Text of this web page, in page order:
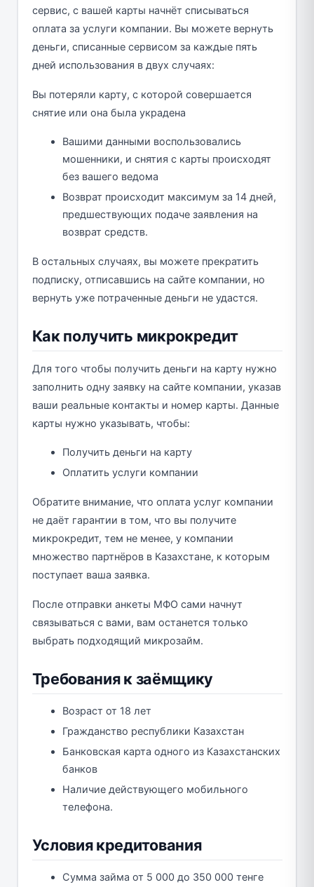
сервис, с вашей карты начнёт списываться
оплата за услуги компании. Вы можете вернуть
деньги, списанные сервисом за каждые пять
дней использования в двух случаях:
Вы потеряли карту, с которой совершается
снятие или она была украдена
Вашими данными воспользовались
мошенники, и снятия с карты происходят
без вашего ведома
Возврат происходит максимум за 14 дней,
предшествующих подаче заявления на
возврат средств.
В остальных случаях, вы можете прекратить
подписку, отписавшись на сайте компании, но
вернуть уже потраченные деньги не удастся.
Как получить микрокредит
Для того чтобы получить деньги на карту нужно
заполнить одну заявку на сайте компании, указав
ваши реальные контакты и номер карты. Данные
карты нужно указывать, чтобы:
Получить деньги на карту
Оплатить услуги компании
Обратите внимание, что оплата услуг компании
не даёт гарантии в том, что вы получите
микрокредит, тем не менее, у компании
множество партнёров в Казахстане, к которым
поступает ваша заявка.
После отправки анкеты МФО сами начнут
связываться с вами, вам останется только
выбрать подходящий микрозайм.
Требования к заёмщику
Возраст от 18 лет
Гражданство республики Казахстан
Банковская карта одного из Казахстанских
банков
Наличие действующего мобильного
телефона.
Условия кредитования
Сумма займа от 5 000 до 350 000 тенге